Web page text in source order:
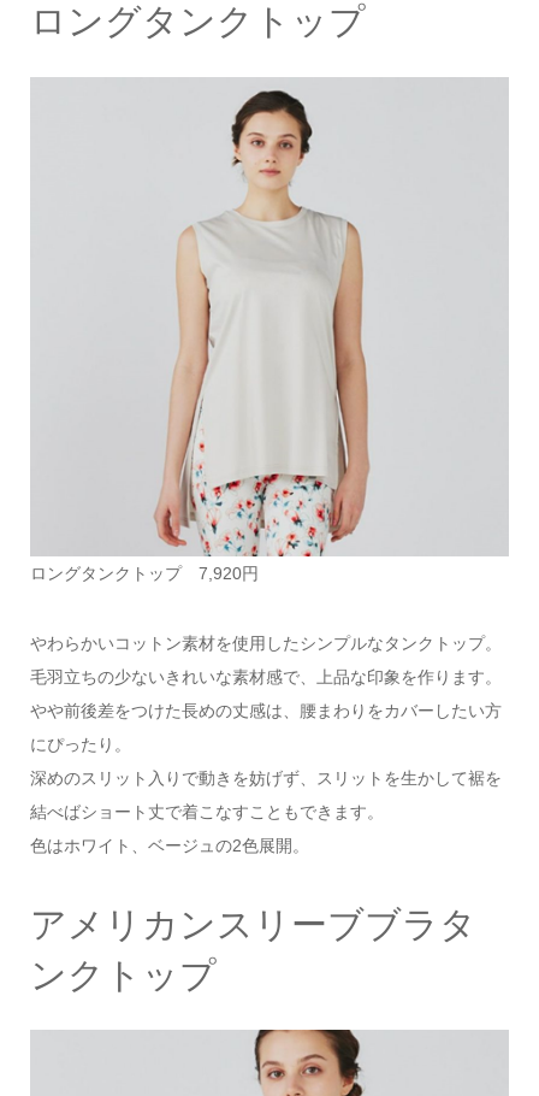
ロングタンクトップ
ロングタンクトップ 7,920円
やわらかいコットン素材を使用したシンプルなタンクトップ。
毛羽立ちの少ないきれいな素材感で、上品な印象を作ります。
やや前後差をつけた長めの丈感は、腰まわりをカバーしたい方
にぴったり。
深めのスリット入りで動きを妨げず、スリットを生かして裾を
結べばショート丈で着こなすこともできます。
色はホワイト、ベージュの2色展開。
アメリカンスリーブブラタ
ンクトップ